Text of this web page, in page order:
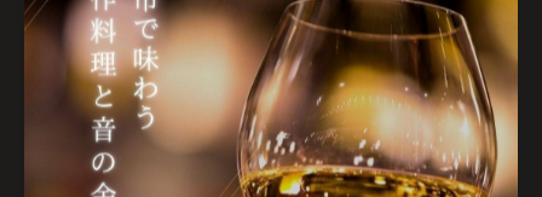
き、非日常の空間へと誘われます。
こうしたBARギャラリーでは、美術館のようにアートを鑑賞
するだけでなく、クラシックカクテルやウイスキーを片手
に、音楽と共にゆったりとした時間を過ごせるのが魅力で
す。大人の雰囲気が漂うため、落ち着いた夜を求める方に最